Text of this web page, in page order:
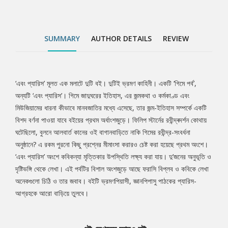
SUMMARY AUTHOR DETAILS REVIEW
Tab
Article
‘এবং প্যারিস’ মূলত এক মলাটে দুটি বই। দুটিই ভ্রমণ কাহিনী। একটি ‘গিমে পর্ব’,
অন্যটি ‘এবং প্যারিস’। গিমে জাদুঘরের ইতিহাস, এর জন্মকথা ও কর্মকাণ্ড এবং
মিউজিয়ামের ধারনা কীভাবে মানবজাতির মধ্যে এসেছে, তার জন্ম-ইতিহাস সম্পর্কে একটি
বিশদ বর্ণনা পাওয়া যাবে বইয়ের প্রথম অর্ধাংশজুড়ে। ফিলিপ স্টার্নের রবীন্দ্ৰদৰ্শন কোথায়
ঘটেছিলো, বুলনে আলবার্ত কানের ওই বাগানবাড়িতে নাকি গিমের রবীন্দ্র-সংবর্ধনা
অনুষ্ঠানে? এ রকম পুরনো কিছু প্রশ্নের মীমাংসা করারও চেষ্ট করা হয়েছে প্রথম অংশে।
‘এবং প্যারিস’ অংশে কবিকন্যা মৃত্তিকার উপস্থিতি লক্ষ্য করা যায়। দু’জনের অনুভূতি ও
দৃষ্টিভঙ্গি থেকে লেখা। এই পর্বটির বিশাল অংশজুড়ে আছে ফরাসি বিপ্লব ও কবিকে লেখা
অনেকগুলো চিঠি ও তার জবাব। বইটি ভ্রমণপিয়াসী, জ্ঞানপিপাসু পাঠকের প্যারিস-
আগ্রহকে আরো বাড়িয়ে তুলবে।